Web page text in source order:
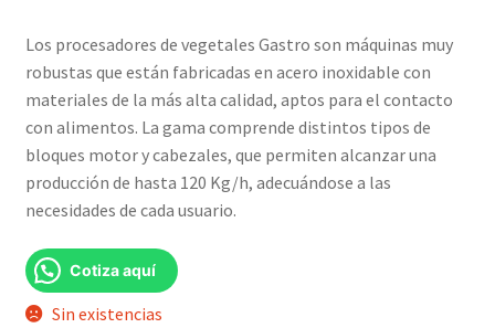
original
era:
S/3,299.00.
actual
es:
S/2,999.00.
Los procesadores de vegetales Gastro son máquinas muy
robustas que están fabricadas en acero inoxidable con
materiales de la más alta calidad, aptos para el contacto
con alimentos. La gama comprende distintos tipos de
bloques motor y cabezales, que permiten alcanzar una
producción de hasta 120 Kg/h, adecuándose a las
necesidades de cada usuario.
Cotiza aquí
Sin existencias